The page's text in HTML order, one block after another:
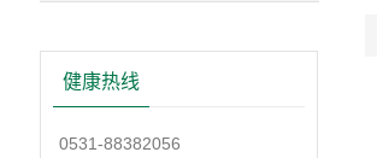
健康热线
0531-88382056